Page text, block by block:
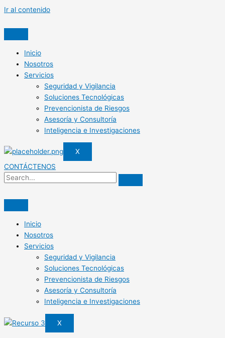
Ir al contenido
Inicio
Nosotros
Servicios
Seguridad y Vigilancia
Soluciones Tecnológicas
Prevencionista de Riesgos
Asesoría y Consultoría
Inteligencia e Investigaciones
X
CONTÁCTENOS
Inicio
Nosotros
Servicios
Seguridad y Vigilancia
Soluciones Tecnológicas
Prevencionista de Riesgos
Asesoría y Consultoría
Inteligencia e Investigaciones
X